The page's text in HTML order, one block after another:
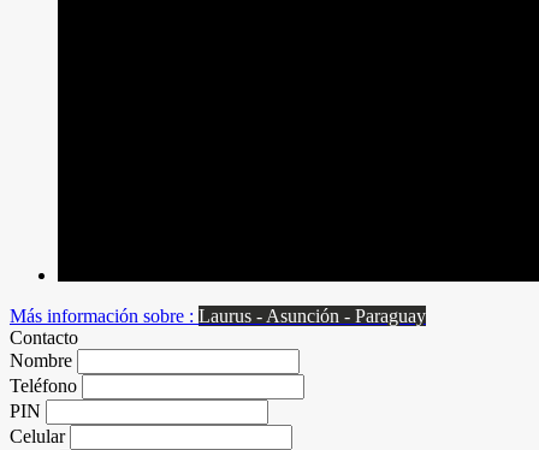
Más información sobre : Laurus - Asunción - Paraguay
Contacto
Nombre
Teléfono
PIN
Celular